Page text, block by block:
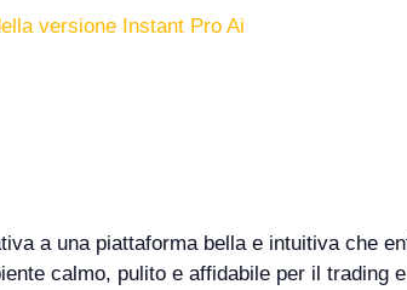
versione Instant Pro Ai
a una piattaforma bella e intuitiva che
calmo, pulito e affidabile per il